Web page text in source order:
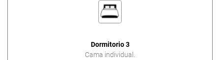
Dormitorio 3
Cama individual.